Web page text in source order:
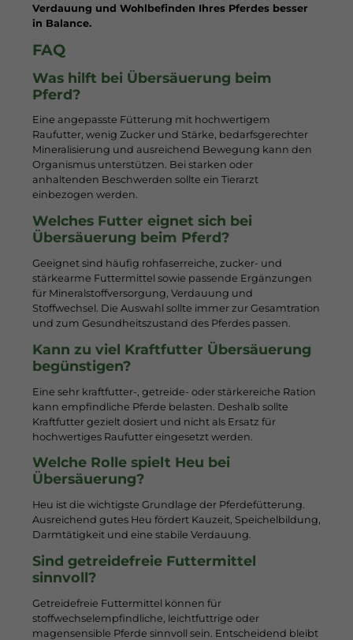
Verdauung und Wohlbefinden Ihres Pferdes besser
in Balance.
FAQ
Was hilft bei Übersäuerung beim
Pferd?
Eine angepasste Fütterung mit hochwertigem
Raufutter, wenig Zucker und Stärke, bedarfsgerechter
Mineralisierung und ausreichend Bewegung kann den
Organismus unterstützen. Bei starken oder
anhaltenden Beschwerden sollte ein Tierarzt
einbezogen werden.
Welches Futter eignet sich bei
Übersäuerung beim Pferd?
Geeignet sind häufig rohfaserreiche, zucker- und
stärkearme Futtermittel sowie passende Ergänzungen
für Mineralstoffversorgung, Verdauung und
Stoffwechsel. Die Auswahl sollte immer zur Gesamtration
und zum Gesundheitszustand des Pferdes passen.
Kann zu viel Kraftfutter Übersäuerung
begünstigen?
Eine sehr kraftfutter-, getreide- oder stärkereiche Ration
kann empfindliche Pferde belasten. Deshalb sollte
Kraftfutter gezielt dosiert und nicht als Ersatz für
hochwertiges Raufutter eingesetzt werden.
Welche Rolle spielt Heu bei
Übersäuerung?
Heu ist die wichtigste Grundlage der Pferdefütterung.
Ausreichend gutes Heu fördert Kauzeit, Speichelbildung,
Darmtätigkeit und eine stabile Verdauung.
Sind getreidefreie Futtermittel
sinnvoll?
Getreidefreie Futtermittel können für
stoffwechselempfindliche, leichtfuttrige oder
magensensible Pferde sinnvoll sein. Entscheidend bleibt